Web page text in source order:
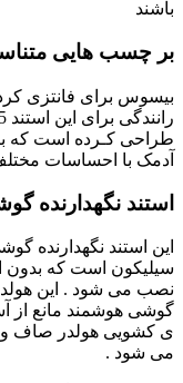
باشند
بر چسب هایی
بیسوس برای فانتزی
طراحی کـرده است که
آدمک با احساسات
استند نگهدارنده
این استند نگهدارنده
سیلیکون است که بدون
نصب می شود . این
گوشی هوشمند مانع از
ی کشویی هولدر صاف و
می شود .